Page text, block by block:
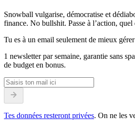
Snowball vulgarise, démocratise et
finance. No bullshit. Passe à l’action,
Tu es à un email seulement de mieux
1 newsletter par semaine, garantie sans
de budget en bonus.
Tes données resteront privées. On ne les